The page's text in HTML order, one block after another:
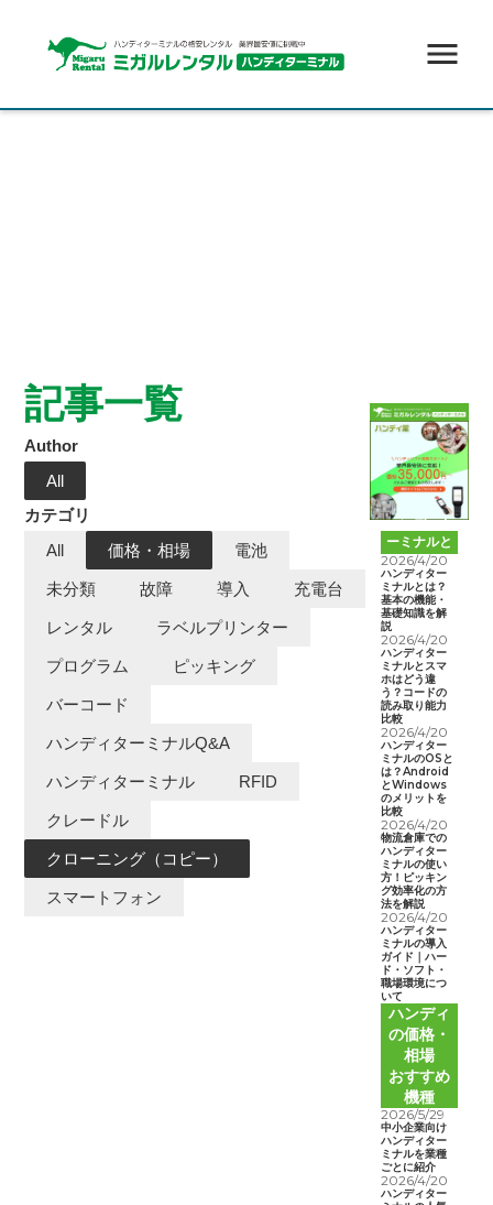
記事一覧
Author
All
カテゴリ
All
価格・相場 電池
未分類 故障 導入 充電台
レンタル ラベルプリンター
プログラム ピッキング
バーコード
ハンディターミナルQ&A
ハンディターミナル RFID
クレードル
クローニング（コピー）
スマートフォン
ハンディタ
ーミナルと
は
2026/4/20
ハンディター
ミナルとは？
基本の機能・
基礎知識を解
説
2026/4/20
ハンディター
ミナルとスマ
ホはどう違
う？コードの
読み取り能力
比較
2026/4/20
ハンディター
ミナルのOSと
は？Android
とWindows
のメリットを
比較
2026/4/20
物流倉庫での
ハンディター
ミナルの使い
方！ピッキン
グ効率化の方
法を解説
2026/4/20
ハンディター
ミナルの導入
ガイド｜ハー
ド・ソフト・
職場環境につ
いて
ハンディ
の価格・
相場
おすすめ
機種
2026/5/29
中小企業向け
ハンディター
ミナルを業種
ごとに紹介
2026/4/20
ハンディター
menu